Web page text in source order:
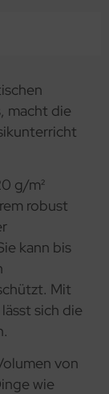
macht die
g/m²
robust
kann bis
Mit
sich die
von
wie